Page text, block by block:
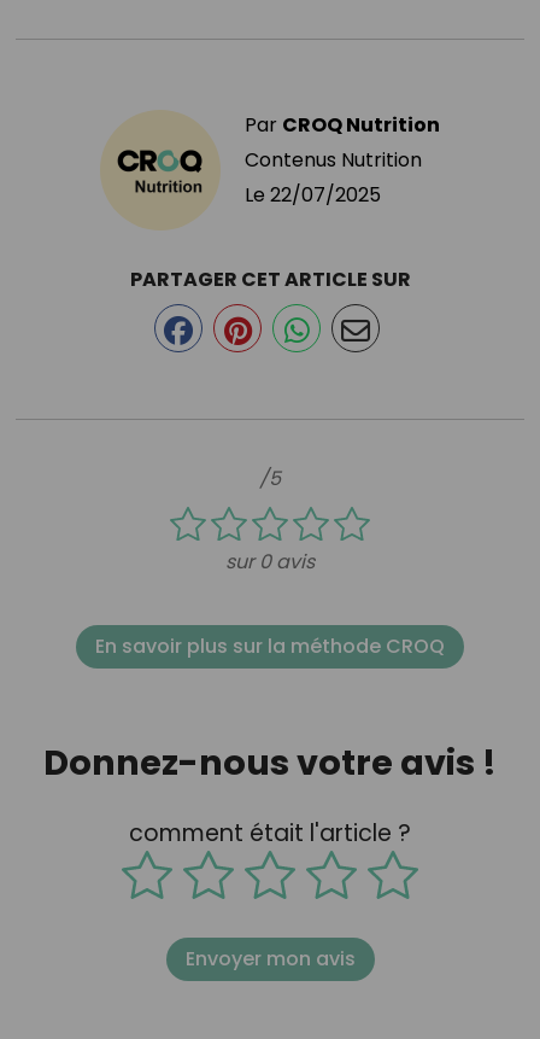
Par CROQ Nutrition
Contenus Nutrition
Le 22/07/2025
/5
sur 0 avis
PARTAGER CET ARTICLE SUR
En savoir plus sur la méthode CROQ
Donnez-nous votre avis !
comment était l'article ?
Envoyer mon avis